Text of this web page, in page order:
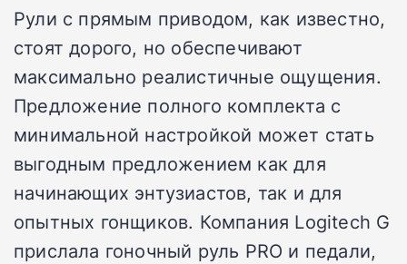
Рули с прямым приводом, как известно,
стоят дорого, но обеспечивают
максимально реалистичные ощущения.
Предложение полного комплекта с
минимальной настройкой может стать
выгодным предложением как для
начинающих энтузиастов, так и для
опытных гонщиков. Компания Logitech G
прислала гоночный руль PRO и педали,